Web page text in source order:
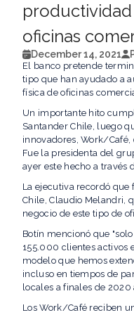
oficinas
December 14, 2021
El banco pretende
tipo que han ayudado a
física de oficinas
Un importante hito
Santander Chile, luego
innovadores, Work/
Fue la presidenta del
ayer este hecho a través
La ejecutiva recordó que
Chile, Claudio Melandri,
negocio de este tipo de
Botín mencionó que
155.000 clientes activos
modelo que hemos
incluso en tiempos de
locales a finales de 2020
Los Work/Café reciben